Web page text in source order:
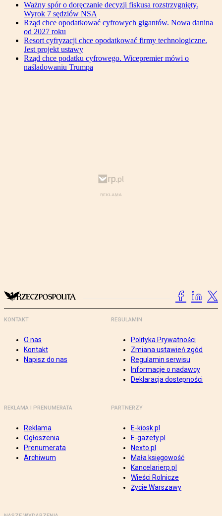
Ważny spór o doręczanie decyzji fiskusa rozstrzygnięty.
Wyrok 7 sędziów NSA
Rząd chce opodatkować cyfrowych gigantów. Nowa danina
od 2027 roku
Resort cyfryzacji chce opodatkować firmy technologiczne.
Jest projekt ustawy
Rząd chce podatku cyfrowego. Wicepremier mówi o
naśladowaniu Trumpa
KONTAKT
O nas
Kontakt
Napisz do nas
REGULAMIN
Polityka Prywatności
Zmiana ustawień zgód
Regulamin serwisu
Informacje o nadawcy
Deklaracja dostępności
REKLAMA I PRENUMERATA
Reklama
Ogłoszenia
Prenumerata
Archiwum
PARTNERZY
E-kiosk.pl
E-gazety.pl
Nexto.pl
Mała księgowość
Kancelarierp.pl
Wieści Rolnicze
Życie Warszawy